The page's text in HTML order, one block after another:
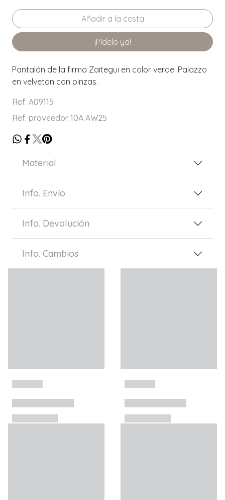
¡Pídelo ya!
Pantalón de la firma Zaitegui en color verde. Palazzo
en velveton con pinzas.
Ref. A09115
Ref. proveedor 10A AW25
Material
Info. Envío
Info. Devolución
Info. Cambios